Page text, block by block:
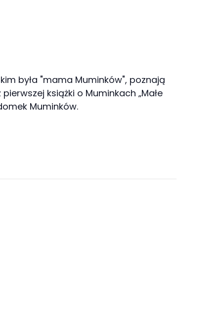
była "mama Muminków", poznają
książki o Muminkach „Małe
Muminków.